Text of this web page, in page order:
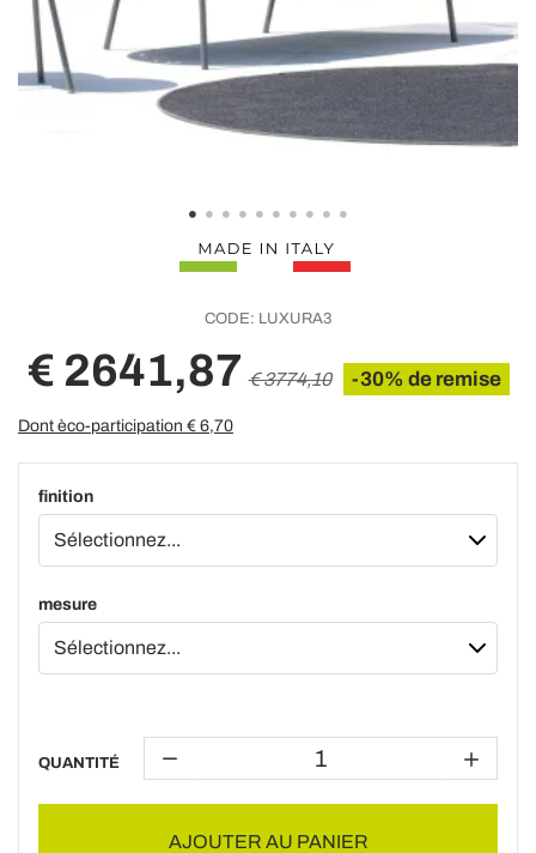
CODE: LUXURA3
€ 2641,87 € 3774,10 -30% de remise
Dont èco-participation € 6,70
finition
mesure
QUANTITÉ
AJOUTER AU PANIER